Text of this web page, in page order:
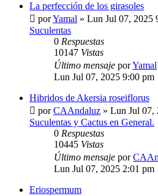
La perfección de los girasoles
porYamal » Lun Jul 07, 2025
Suculentas
0 Respuestas
10147 Vistas
Último mensaje porYamal
Lun Jul 07, 2025 9:00 pm
Hibridos de Akersia roseiflorus
porCAAndaluz » Lun Jul 07,
Suculentas y Cactus en General.
0 Respuestas
10445 Vistas
Último mensaje por
Lun Jul 07, 2025 2:01 pm
Eriospermum